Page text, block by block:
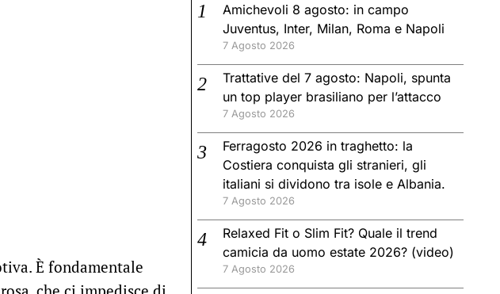
È fondamentale
Amichevoli 8 agosto: in campo
Juventus, Inter, Milan, Roma e Napoli
7 Agosto 2026
Trattative del 7 agosto: Napoli, spunta
un top player brasiliano per l’attacco
7 Agosto 2026
Ferragosto 2026 in traghetto: la
Costiera conquista gli stranieri, gli
italiani si dividono tra isole e Albania.
7 Agosto 2026
Relaxed Fit o Slim Fit? Quale il trend
camicia da uomo estate 2026? (video)
7 Agosto 2026